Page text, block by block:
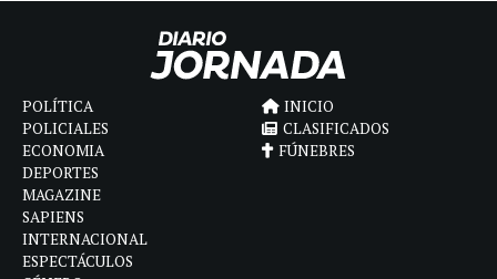
POLÍTICA
POLICIALES
ECONOMIA
DEPORTES
MAGAZINE
SAPIENS
INTERNACIONAL
ESPECTÁCULOS
INICIO
CLASIFICADOS
FÚNEBRES